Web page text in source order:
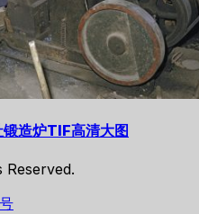
造炉TIF高清大图
Reserved.